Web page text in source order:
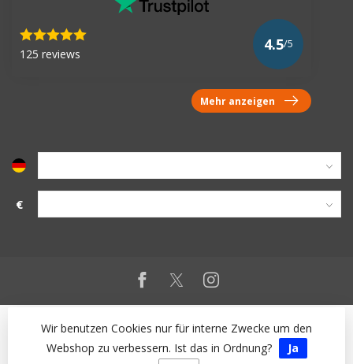
125 reviews
4.5/5
Mehr anzeigen
€
Wir benutzen Cookies nur für interne Zwecke um den
Webshop zu verbessern. Ist das in Ordnung?
Ja